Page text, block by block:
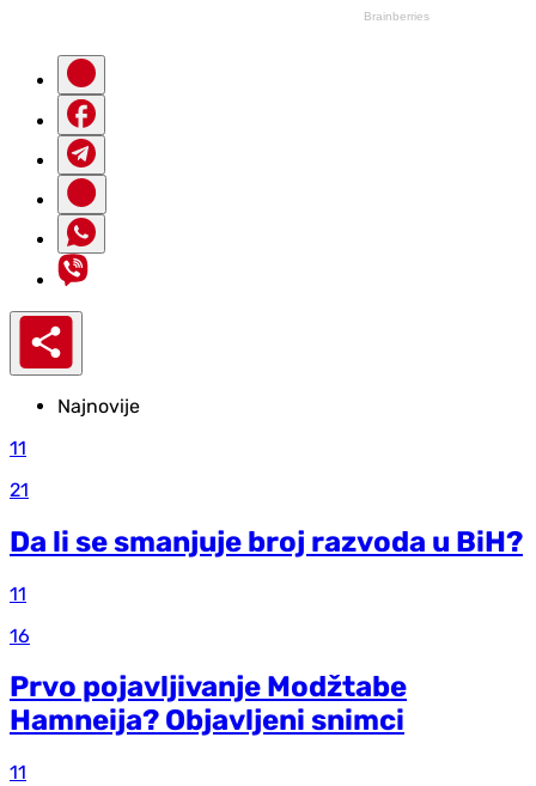
Najnovije
11
21
Da li se smanjuje broj razvoda u BiH?
11
16
Prvo pojavljivanje Modžtabe
Hamneija? Objavljeni snimci
11